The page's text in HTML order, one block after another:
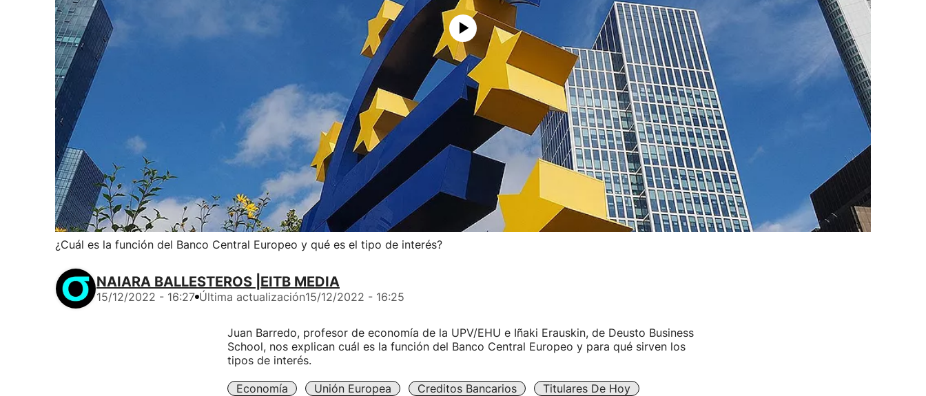
¿Cuál es la función del Banco Central Europeo y qué es el tipo de interés?
NAIARA BALLESTEROS |EITB MEDIA
15/12/2022 - 16:27 Última actualización15/12/2022 - 16:25
Juan Barredo, profesor de economía de la UPV/EHU e Iñaki Erauskin, de Deusto Business
School, nos explican cuál es la función del Banco Central Europeo y para qué sirven los
tipos de interés.
Economía Unión Europea Creditos Bancarios
Titulares De Hoy